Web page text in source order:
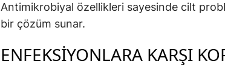
Antimikrobiyal özellikleri sayesinde cilt
bir çözüm sunar.
ENFEKSIYONLARA KARŞI